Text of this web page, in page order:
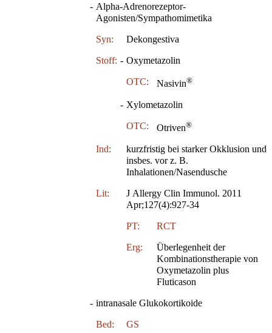
- Alpha-Adrenorezeptor-
Agonisten/Sympathomimetika
Syn: Dekongestiva
Stoff: - Oxymetazolin
OTC: Nasivin®
- Xylometazolin
OTC: Otriven®
Ind:
kurzfristig bei starker Okklusion und
insbes. vor z. B.
Inhalationen/Nasendusche
Lit:
J Allergy Clin Immunol. 2011
Apr;127(4):927-34
PT: RCT
Erg:
Überlegenheit der
Kombinationstherapie von
Oxymetazolin plus
Fluticason
- intranasale Glukokortikoide
Bed: GS